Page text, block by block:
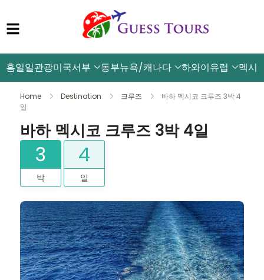
홈일일관광미국서부 동부뉴욕/캐나다 하와이유럽 멕시
Home Destination 크루즈
바하 멕시코 크루즈 3박 4
일
바하 멕시코 크루즈 3박 4일
3
박
4
일